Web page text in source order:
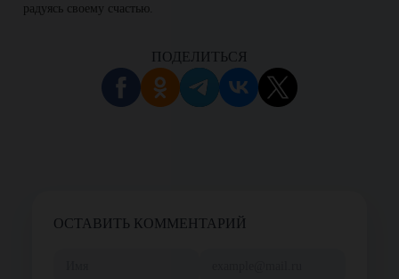
радуясь своему счастью.
ПОДЕЛИТЬСЯ
ОСТАВИТЬ КОММЕНТАРИЙ